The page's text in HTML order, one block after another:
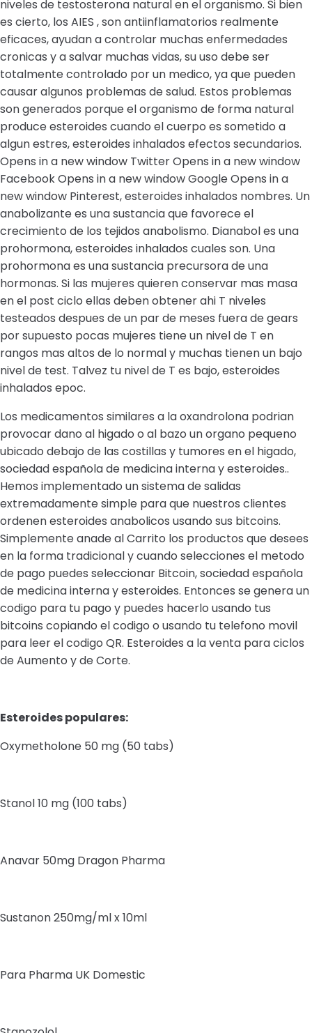
niveles de testosterona natural en el organismo. Si bien
es cierto, los AIES , son antiinflamatorios realmente
eficaces, ayudan a controlar muchas enfermedades
cronicas y a salvar muchas vidas, su uso debe ser
totalmente controlado por un medico, ya que pueden
causar algunos problemas de salud. Estos problemas
son generados porque el organismo de forma natural
produce esteroides cuando el cuerpo es sometido a
algun estres, esteroides inhalados efectos secundarios.
Opens in a new window Twitter Opens in a new window
Facebook Opens in a new window Google Opens in a
new window Pinterest, esteroides inhalados nombres. Un
anabolizante es una sustancia que favorece el
crecimiento de los tejidos anabolismo. Dianabol es una
prohormona, esteroides inhalados cuales son. Una
prohormona es una sustancia precursora de una
hormonas. Si las mujeres quieren conservar mas masa
en el post ciclo ellas deben obtener ahi T niveles
testeados despues de un par de meses fuera de gears
por supuesto pocas mujeres tiene un nivel de T en
rangos mas altos de lo normal y muchas tienen un bajo
nivel de test. Talvez tu nivel de T es bajo, esteroides
inhalados epoc.
Los medicamentos similares a la oxandrolona podrian
provocar dano al higado o al bazo un organo pequeno
ubicado debajo de las costillas y tumores en el higado,
sociedad española de medicina interna y esteroides..
Hemos implementado un sistema de salidas
extremadamente simple para que nuestros clientes
ordenen esteroides anabolicos usando sus bitcoins.
Simplemente anade al Carrito los productos que desees
en la forma tradicional y cuando selecciones el metodo
de pago puedes seleccionar Bitcoin, sociedad española
de medicina interna y esteroides. Entonces se genera un
codigo para tu pago y puedes hacerlo usando tus
bitcoins copiando el codigo o usando tu telefono movil
para leer el codigo QR. Esteroides a la venta para ciclos
de Aumento y de Corte.
Esteroides populares:
Oxymetholone 50 mg (50 tabs)
Stanol 10 mg (100 tabs)
Anavar 50mg Dragon Pharma
Sustanon 250mg/ml x 10ml
Para Pharma UK Domestic